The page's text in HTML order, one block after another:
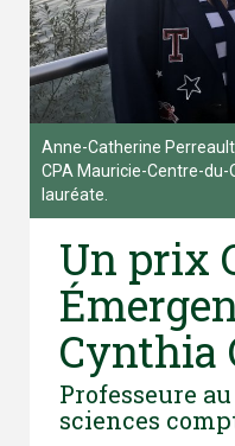
Anne-Catherine
CPA Mauricie-Centre-du-
lauréate.
Un prix
Cynthia
Professeure
sciences